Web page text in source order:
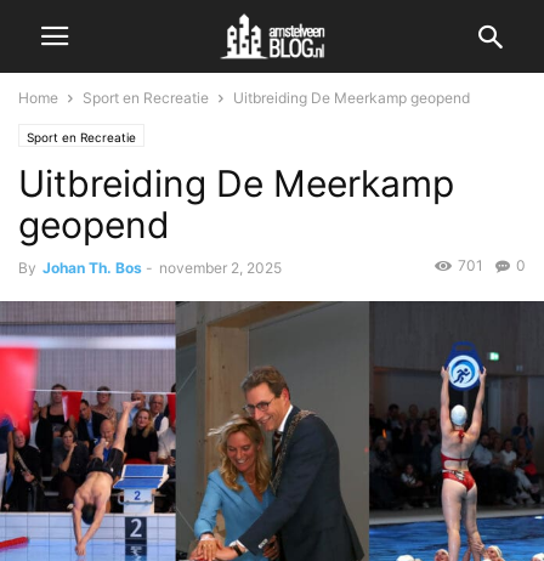
Home Sport en Recreatie Uitbreiding De Meerkamp geopend
Sport en Recreatie
Uitbreiding De Meerkamp
geopend
By Johan Th. Bos - november 2, 2025 0
701